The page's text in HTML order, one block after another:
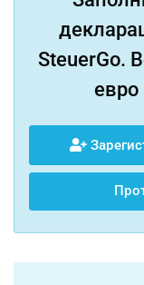
SteuerGo.
евро